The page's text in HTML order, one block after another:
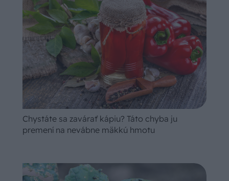
Chystáte sa zavárať kápiu? Táto chyba ju
premení na nevábne mäkkú hmotu